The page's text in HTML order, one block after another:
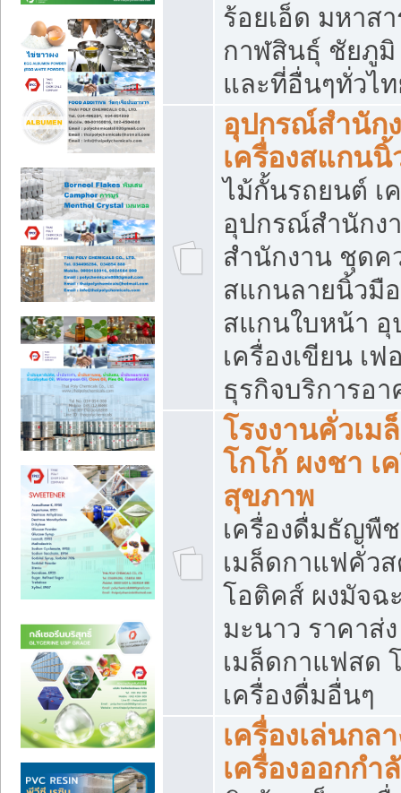
ร้อยเอ็ด มหาส
กาฬสินธุ์ ชัยภู
และที่อื่นๆทั่วไ
อุปกรณ์สำนัก
เครื่องสแกนนิ้
ไม้กั้นรถยนต์ เ
อุปกรณ์สำนักง
สำนักงาน ชุดค
สแกนลายนิ้วมื
สแกนใบหน้า
เครื่องเขียน เ
ธุรกิจบริการอ
โรงงานคั่วเม
โกโก้ ผงชา เ
สุขภาพ
เครื่องดื่มธัญพื
เมล็ดกาแฟคั่ว
โอติคส์ ผงมัจฉ
มะนาว ราคาส่
เมล็ดกาแฟสด
เครื่องดื่มอื่นๆ
เครื่องเล่นกล
เครื่องออกกำ